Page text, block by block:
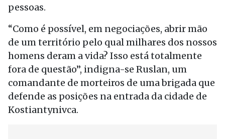
pessoas.
“Como é possível, em negociações, abrir mão
de um território pelo qual milhares dos nossos
homens deram a vida? Isso está totalmente
fora de questão”, indigna-se Ruslan, um
comandante de morteiros de uma brigada que
defende as posições na entrada da cidade de
Kostiantynivca.